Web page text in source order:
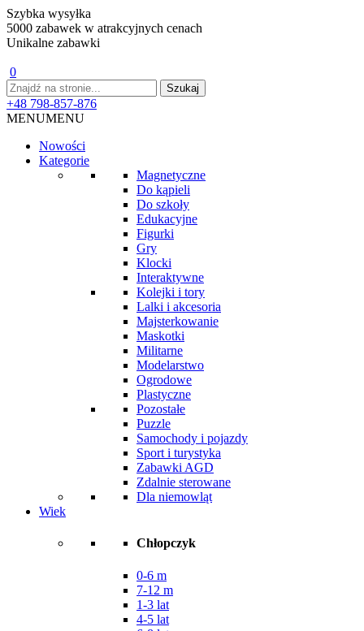
Szybka wysyłka
5000 zabawek w atrakcyjnych cenach
Unikalne zabawki
0
+48 798-857-876
MENUMENU
Nowości
Kategorie
Magnetyczne
Do kąpieli
Do szkoły
Edukacyjne
Figurki
Gry
Klocki
Interaktywne
Kolejki i tory
Lalki i akcesoria
Majsterkowanie
Maskotki
Militarne
Modelarstwo
Ogrodowe
Plastyczne
Pozostałe
Puzzle
Samochody i pojazdy
Sport i turystyka
Zabawki AGD
Zdalnie sterowane
Dla niemowląt
Wiek
Chłopczyk
0-6 m
7-12 m
1-3 lat
4-5 lat